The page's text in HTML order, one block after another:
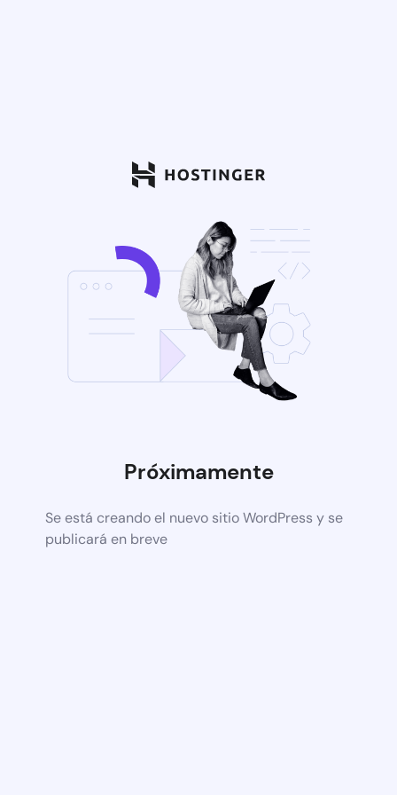
Próximamente
Se está creando el nuevo sitio WordPress y se
publicará en breve